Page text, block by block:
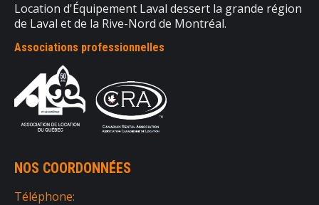
Location d'Équipement Laval dessert la grande région
de Laval et de la Rive-Nord de Montréal.
Associations professionnelles
NOS COORDONNÉES
Téléphone: